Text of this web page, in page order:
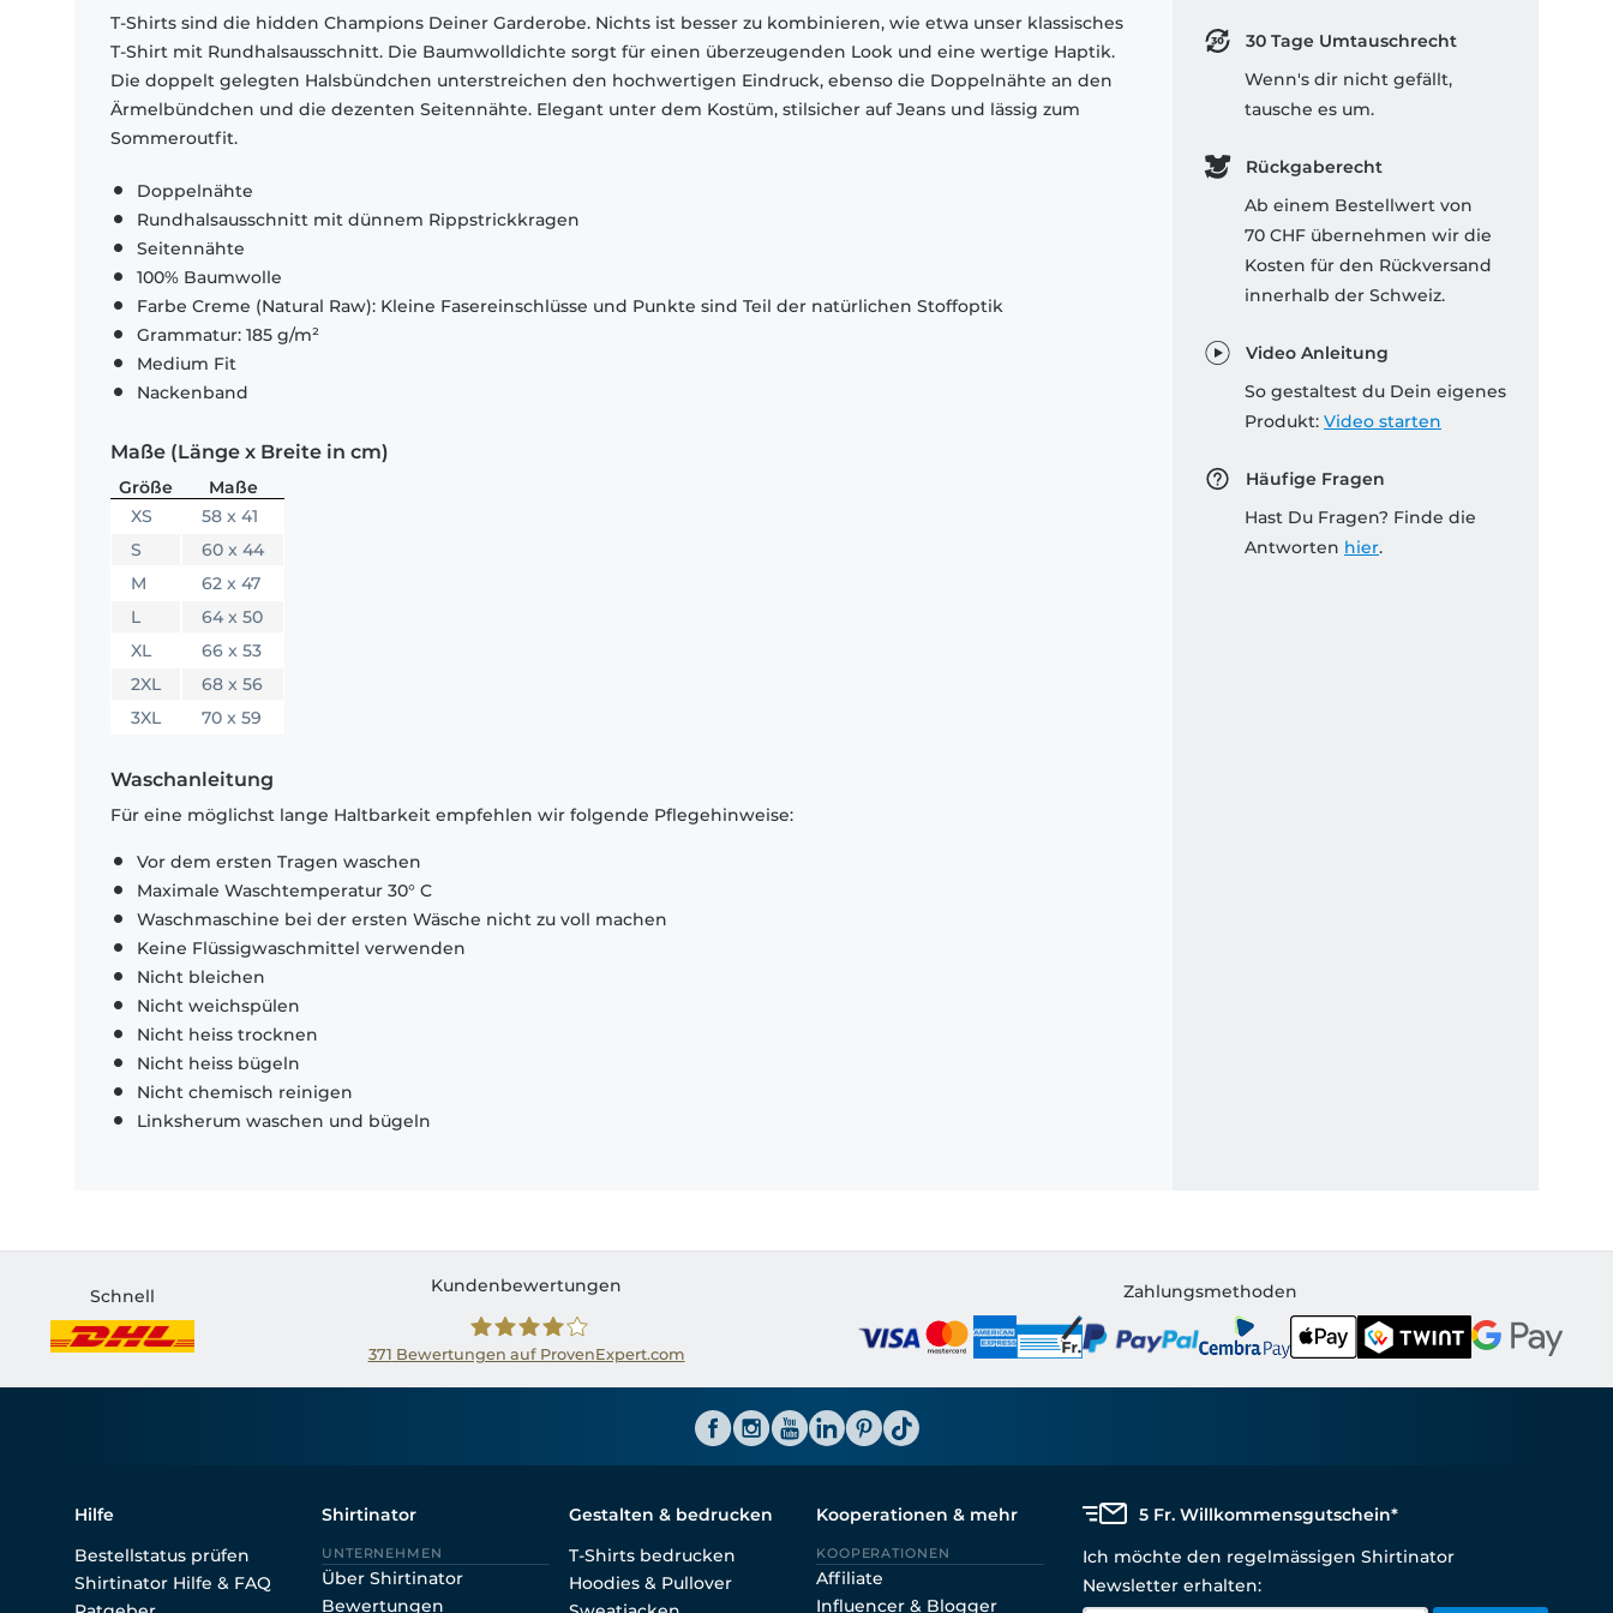
T-Shirts sind die hidden Champions Deiner Garderobe. Nichts ist besser zu kombinieren, wie etwa unser klassisches
T-Shirt mit Rundhalsausschnitt. Die Baumwolldichte sorgt für einen überzeugenden Look und eine wertige Haptik.
Die doppelt gelegten Halsbündchen unterstreichen den hochwertigen Eindruck, ebenso die Doppelnähte an den
Ärmelbündchen und die dezenten Seitennähte. Elegant unter dem Kostüm, stilsicher auf Jeans und lässig zum
Sommeroutfit.
Doppelnähte
Rundhalsausschnitt mit dünnem Rippstrickkragen
Seitennähte
100% Baumwolle
Farbe Creme (Natural Raw): Kleine Fasereinschlüsse und Punkte sind Teil der natürlichen Stoffoptik
Grammatur: 185 g/m²
Medium Fit
Nackenband
Maße (Länge x Breite in cm)
Größe
Maße
XS
58 x 41
S
60 x 44
M
62 x 47
L
64 x 50
XL
66 x 53
2XL
68 x 56
3XL
70 x 59
Waschanleitung
Für eine möglichst lange Haltbarkeit empfehlen wir folgende Pflegehinweise:
Vor dem ersten Tragen waschen
Maximale Waschtemperatur 30° C
Waschmaschine bei der ersten Wäsche nicht zu voll machen
Keine Flüssigwaschmittel verwenden
Nicht bleichen
Nicht weichspülen
Nicht heiss trocknen
Nicht heiss bügeln
Nicht chemisch reinigen
Linksherum waschen und bügeln
30 Tage Umtauschrecht
Wenn's dir nicht gefällt,
tausche es um.
Rückgaberecht
Ab einem Bestellwert von
70 CHF übernehmen wir die
Kosten für den Rückversand
innerhalb der Schweiz.
Video Anleitung
So gestaltest du Dein eigenes
Produkt: Video starten
Häufige Fragen
Hast Du Fragen? Finde die
Antworten hier.
Schnell
Kundenbewertungen
371 Bewertungen auf ProvenExpert.com
Zahlungsmethoden
Hilfe
Bestellstatus prüfen
Shirtinator Hilfe & FAQ
Shirtinator
UNTERNEHMEN
Über Shirtinator
Bewertungen
Gestalten & bedrucken
T-Shirts bedrucken
Hoodies & Pullover
Kooperationen & mehr
KOOPERATIONEN
Affiliate
Influencer & Blogger
5 Fr. Willkommensgutschein*
Ich möchte den regelmässigen Shirtinator
Newsletter erhalten: